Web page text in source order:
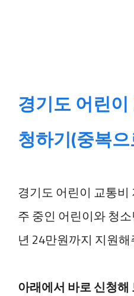
경기도 어린
청하기(중복
경기도 어린이 교통비
주 중인 어린이와 청
년 24만원까지 지원
아래에서 바로 신청해